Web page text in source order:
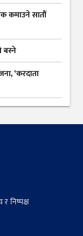
कमाउने सातौं
बस्ने
‘करदाता
निष्पक्ष